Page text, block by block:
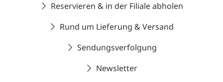
Reservieren & in der Filiale abholen
Rund um Lieferung & Versand
Sendungsverfolgung
Newsletter